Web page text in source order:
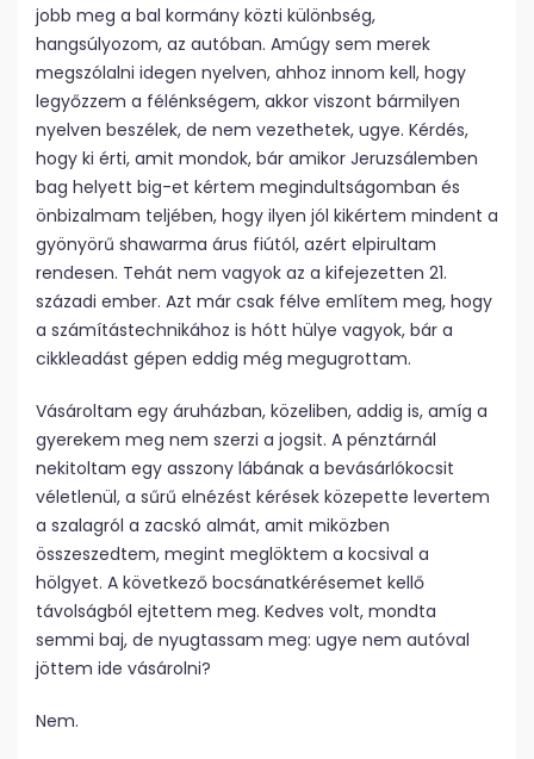
jobb meg a bal kormány közti különbség,
hangsúlyozom, az autóban. Amúgy sem merek
megszólalni idegen nyelven, ahhoz innom kell, hogy
legyőzzem a félénkségem, akkor viszont bármilyen
nyelven beszélek, de nem vezethetek, ugye. Kérdés,
hogy ki érti, amit mondok, bár amikor Jeruzsálemben
bag helyett big-et kértem megindultságomban és
önbizalmam teljében, hogy ilyen jól kikértem mindent a
gyönyörű shawarma árus fiútól, azért elpirultam
rendesen. Tehát nem vagyok az a kifejezetten 21.
századi ember. Azt már csak félve említem meg, hogy
a számítástechnikához is hótt hülye vagyok, bár a
cikkleadást gépen eddig még megugrottam.
Vásároltam egy áruházban, közeliben, addig is, amíg a
gyerekem meg nem szerzi a jogsit. A pénztárnál
nekitoltam egy asszony lábának a bevásárlókocsit
véletlenül, a sűrű elnézést kérések közepette levertem
a szalagról a zacskó almát, amit miközben
összeszedtem, megint meglöktem a kocsival a
hölgyet. A következő bocsánatkérésemet kellő
távolságból ejtettem meg. Kedves volt, mondta
semmi baj, de nyugtassam meg: ugye nem autóval
jöttem ide vásárolni?
Nem.